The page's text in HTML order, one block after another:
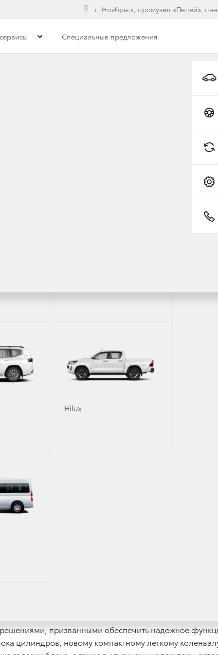
г. Ноябрьск, промузел «Пелей»,
Hilux
Специальные предложения
LAND
и современной 10-ступенчатой трансмиссией.
модели — Элеганс, Комфорт+ и 70
объем 3346 куб. см, обладает мощностью в 299 л.
разгоняться до 100 км/ч всего за 6,9 секунды при
призванными обеспечить надежное
цилиндров, новому компактному легкому